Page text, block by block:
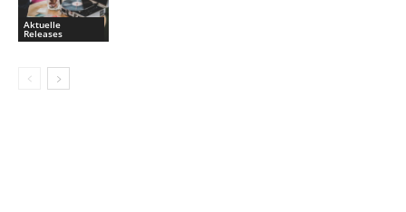
Aktuelle
Releases